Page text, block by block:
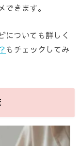
きます。
についても詳しく
もチェックしてみ